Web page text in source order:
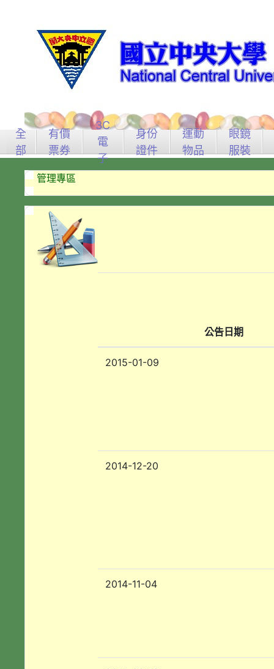
全
部
有價
票券
3C
電
子
身份
證件
運動
物品
眼鏡
服裝
管理專區
公告日期
2015-01-09
2014-12-20
2014-11-04